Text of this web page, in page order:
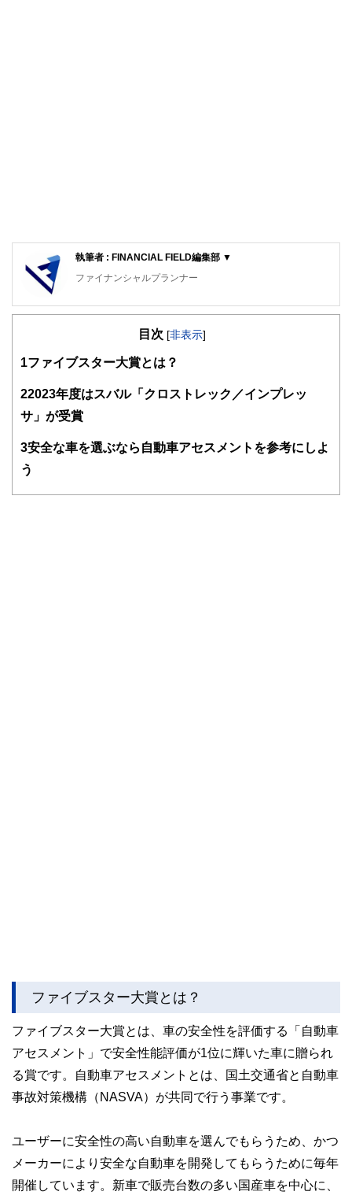
執筆者 : FINANCIAL FIELD編集部 ▼
ファイナンシャルプランナー
FinancialField編集部は、金融、経済に関する記事を、日々
知識がない方でも理解できるようわかりやすく発信していま
得者を中心に「お金や暮らし」に関する書籍・雑誌の編集経
験者で構成され、企画立案から記事掲載まですべての工程に
関わることで、読者目線のコンテンツを追求しています。
FinancialFieldの特徴は、ファイナンシャルプランナー、弁
目次 [非表示]
1 ファイブスター大賞とは？
22023年度はスバル「クロストレック／インプレッ
サ」が受賞
3安全な車を選ぶなら自動車アセスメントを参考にしよ
う
ファイブスター大賞とは？
ファイブスター大賞とは、車の安全性を評価する「自動車
アセスメント」で安全性能評価が1位に輝いた車に贈られ
る賞です。自動車アセスメントとは、国土交通省と自動車
事故対策機構（NASVA）が共同で行う事業です。
ユーザーに安全性の高い自動車を選んでもらうため、かつ
メーカーにより安全な自動車を開発してもらうために毎年
開催しています。新車で販売台数の多い国産車を中心に、